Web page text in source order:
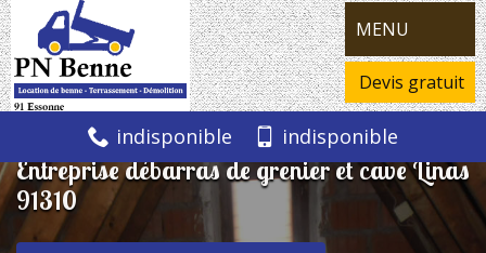
MENU
Devis gratuit
indisponible indisponible
Entreprise débarras de grenier et cave Linas
91310